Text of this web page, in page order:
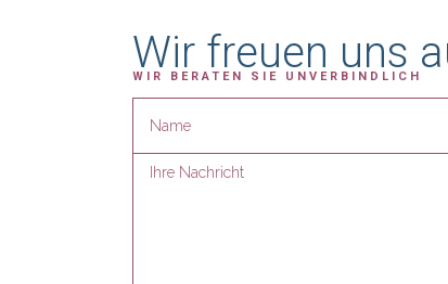
Wir freuen uns
WIR BERATEN SIE UNVERBINDLICH